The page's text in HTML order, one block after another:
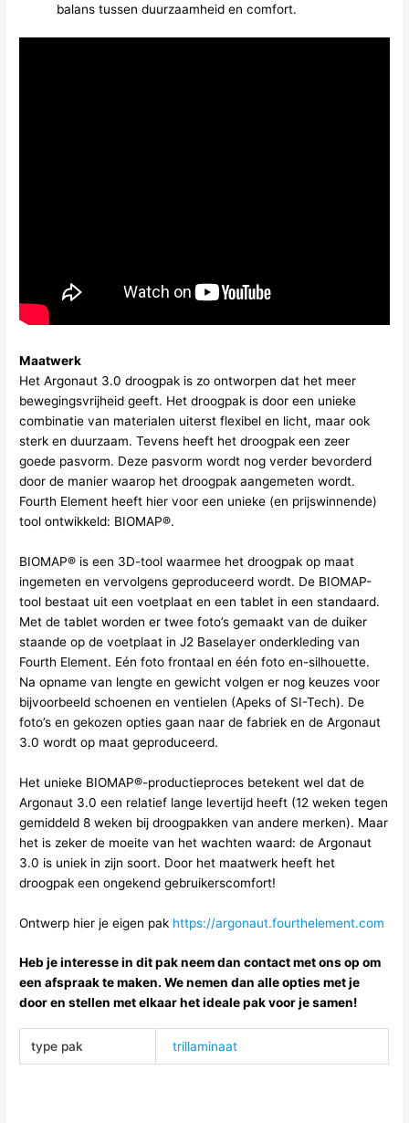
balans tussen duurzaamheid en comfort.
Maatwerk
Het Argonaut 3.0 droogpak is zo ontworpen dat het meer
bewegingsvrijheid geeft. Het droogpak is door een unieke
combinatie van materialen uiterst flexibel en licht, maar ook
sterk en duurzaam. Tevens heeft het droogpak een zeer
goede pasvorm. Deze pasvorm wordt nog verder bevorderd
door de manier waarop het droogpak aangemeten wordt.
Fourth Element heeft hier voor een unieke (en prijswinnende)
tool ontwikkeld: BIOMAP®.
BIOMAP® is een 3D-tool waarmee het droogpak op maat
ingemeten en vervolgens geproduceerd wordt. De BIOMAP-
tool bestaat uit een voetplaat en een tablet in een standaard.
Met de tablet worden er twee foto’s gemaakt van de duiker
staande op de voetplaat in J2 Baselayer onderkleding van
Fourth Element. Eén foto frontaal en één foto en-silhouette.
Na opname van lengte en gewicht volgen er nog keuzes voor
bijvoorbeeld schoenen en ventielen (Apeks of SI-Tech). De
foto’s en gekozen opties gaan naar de fabriek en de Argonaut
3.0 wordt op maat geproduceerd.
Het unieke BIOMAP®-productieproces betekent wel dat de
Argonaut 3.0 een relatief lange levertijd heeft (12 weken tegen
gemiddeld 8 weken bij droogpakken van andere merken). Maar
het is zeker de moeite van het wachten waard: de Argonaut
3.0 is uniek in zijn soort. Door het maatwerk heeft het
droogpak een ongekend gebruikerscomfort!
Ontwerp hier je eigen pak https://argonaut.fourthelement.com
Heb je interesse in dit pak neem dan contact met ons op om
een afspraak te maken. We nemen dan alle opties met je
door en stellen met elkaar het ideale pak voor je samen!
type pak trillaminaat